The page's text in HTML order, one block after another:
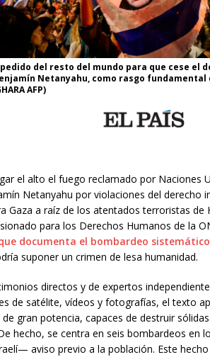
del resto del mundo para que cese el
Netanyahu, como rasgo
AFP)
el alto el fuego reclamado por Naciones
Netanyahu por violaciones del derecho
Gaza a raíz de los atentados terroristas de
para los Derechos Humanos de la
documenta el bombardeo
suponer un crimen de lesa humanidad.
directos y de expertos
de satélite, vídeos y fotografías, el texto
gran potencia, capaces de destruir
hecho, se centra en seis bombardeos en
aviso previo a la población. Este